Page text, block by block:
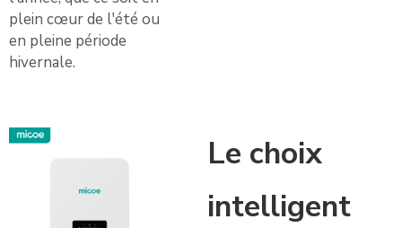
plein cœur de l'été ou
en pleine période
hivernale.
Le choix
intelligent